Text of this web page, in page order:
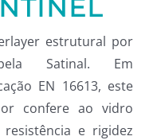
estrutural por
Satinal. Em
EN 16613, este
confere ao vidro
e rigidez